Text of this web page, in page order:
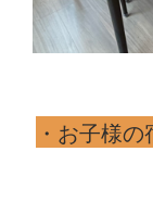
・お子様